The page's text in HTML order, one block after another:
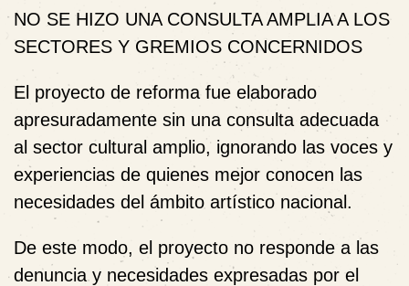
NO SE HIZO UNA CONSULTA AMPLIA A LOS
SECTORES Y GREMIOS CONCERNIDOS
El proyecto de reforma fue elaborado
apresuradamente sin una consulta adecuada
al sector cultural amplio, ignorando las voces y
experiencias de quienes mejor conocen las
necesidades del ámbito artístico nacional.
De este modo, el proyecto no responde a las
denuncia y necesidades expresadas por el